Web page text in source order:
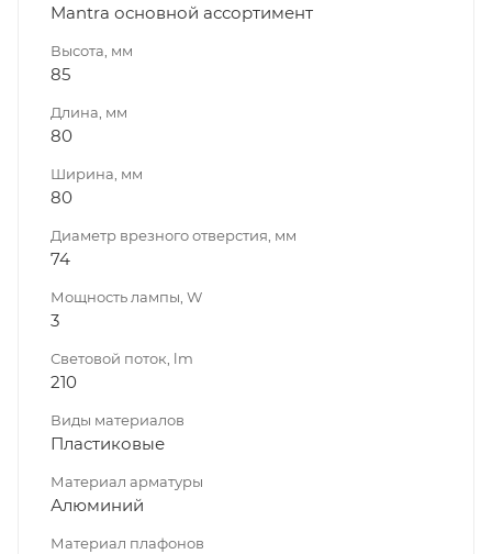
Mantra основной ассортимент
Высота, мм
85
Длина, мм
80
Ширина, мм
80
Диаметр врезного отверстия, мм
74
Мощность лампы, W
3
Световой поток, lm
210
Виды материалов
Пластиковые
Материал арматуры
Алюминий
Материал плафонов